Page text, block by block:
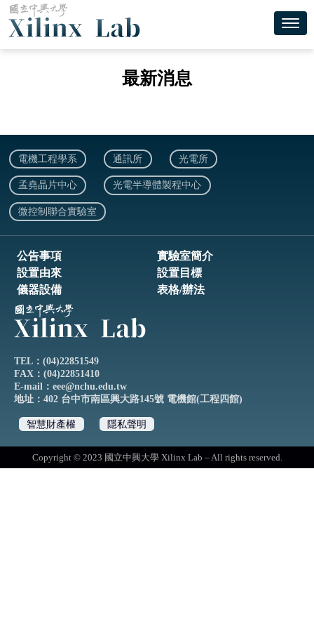
電機工程學系 通訊所 光電所
孟堯晶片中心 光電半導體製程中心
微控制聯合實驗室
TEL：(04)22851549
FAX：(04)22851410
E-mail：eee@nchu.edu.tw
地址：402 台中市南區興大路145號 電機館(工程四館)
智慧財產權 隱私聲明
公告事項
實驗室簡介
設置由來
設置目標
儀器設備
表格/辦法
Copyright © 2023 國立中興大學 Xilinx Lab – All rights reserved.